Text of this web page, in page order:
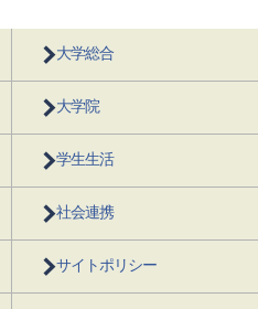
大学総合
大学院
学生生活
社会連携
サイトポリシー